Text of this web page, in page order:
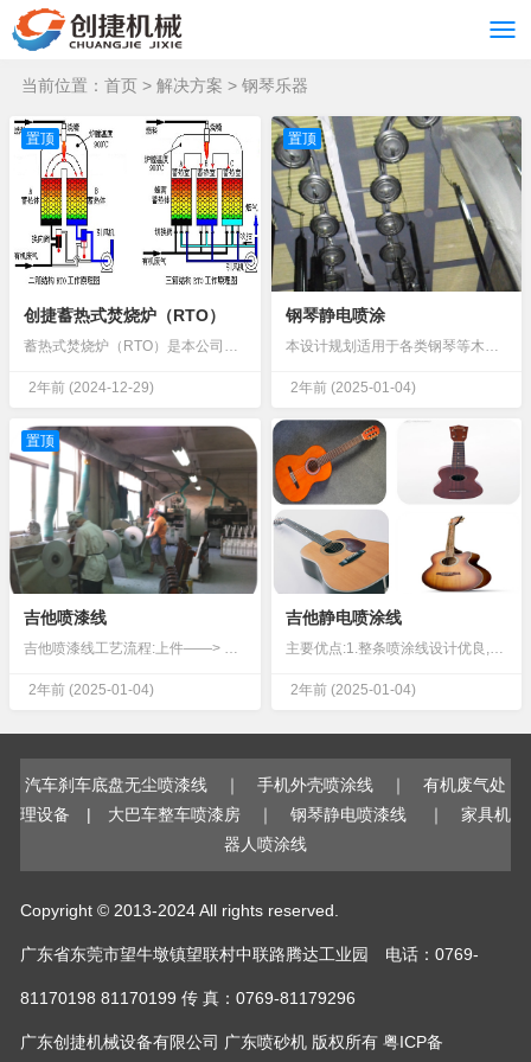
当前位置： 首页 > 解决方案 > 钢琴乐器
置顶
创捷蓄热式焚烧炉（RTO）
蓄热式焚烧炉（RTO）是本公司在消化、吸收欧美先进技术的基础上，采取“引进+积累+改进+创新”的方式，设计出的一款高效有机废气治理设备。该产品安全性、稳定性、经济性都达到了欧美标准，成为替代进口产品的优良选择RTO工艺流程...
2年前 (2024-12-29)
置顶
钢琴静电喷涂
本设计规划适用于各类钢琴等木制乐器的自动化喷涂，具有以下优势：油漆利用率高自动化程度高一次设计、满足纲领。满足产品质量及工艺要求。平面合理布置、方便组织生产及维护的需要。设计做到“安全生产、文明生产”的原则，满足国家有关技术安全规定。满足环...
2年前(2025-01-04)
置顶
吉他喷漆线
吉他喷漆线工艺流程:上件——> 除尘——> 自动喷漆——> 手动喷漆——> 自动喷漆——> 手动喷漆——> 流平自干——> 下件设计数据:一.设计数据:1. 产品名称:木制件 ...
2年前 (2025-01-04)
吉他静电喷涂线
主要优点:1.整条喷涂线设计优良,操作方便,外形美观,可参观性强2.整条喷涂线物流顺畅,各工位上下工件简单,检查容易3.自动化程度高,节约大量人工4.整条喷涂线运行平稳5.喷油线喷房水泵采用专用液下污泥泵，免维护型，不泄漏...
2年前(2025-01-04)
汽车刹车底盘无尘喷漆线 ｜ 手机外壳喷涂线 ｜ 有机废气处
理设备 | 大巴车整车喷漆房 ｜ 钢琴静电喷漆线 ｜ 家具机
器人喷涂线
Copyright © 2013-2024 All rights reserved.
广东省东莞市望牛墩镇望联村中联路腾达工业园 电话：0769-
81170198 81170199 传 真：0769-81179296
广东创捷机械设备有限公司 广东喷砂机 版权所有 粤ICP备